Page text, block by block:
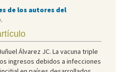
de los autores del
Álvarez JC. La vacuna triple
ingresos debidos a infecciones